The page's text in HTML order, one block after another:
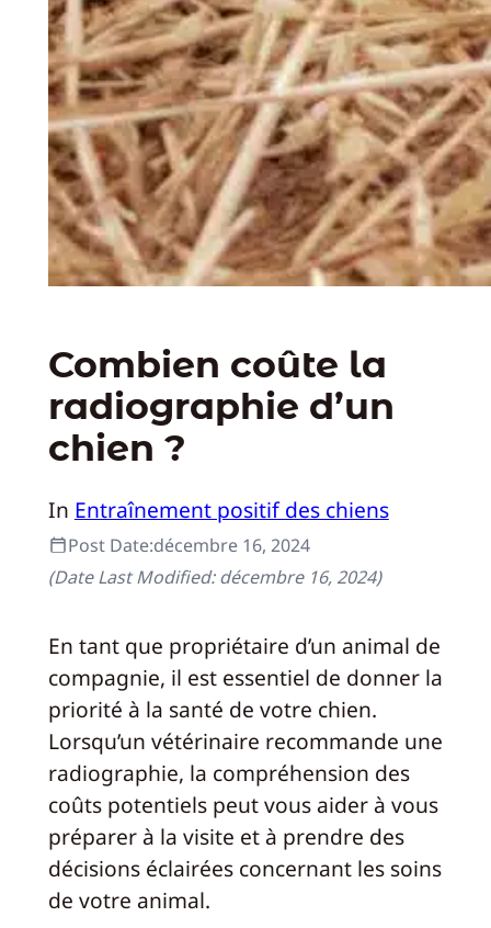
Combien coûte la
radiographie d’un
chien ?
In Entraînement positif des chiens
Post Date:décembre 16, 2024
(Date Last Modified:décembre 16, 2024)
En tant que propriétaire d’un animal de
compagnie, il est essentiel de donner la
priorité à la santé de votre chien.
Lorsqu’un vétérinaire recommande une
radiographie, la compréhension des
coûts potentiels peut vous aider à vous
préparer à la visite et à prendre des
décisions éclairées concernant les soins
de votre animal.